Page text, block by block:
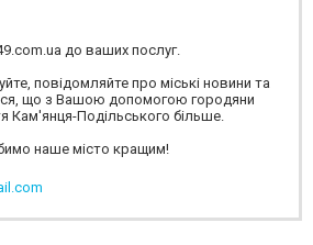
до ваших послуг.
повідомляйте про міські новини та
що з Вашою допомогою городяни
Кам'янця-Подільського більше.
наше місто кращим!